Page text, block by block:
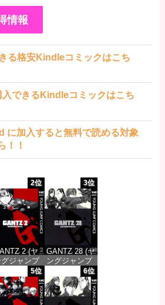
情報
る格安Kindleコミックはこち
できるKindleコミックはこち
に加入すると無料で読める対象
！！
2位
2 (ヤ
グジャンプ
ミックス
価格：¥617
3位
GANTZ 28 (ヤ
ングジャンプ
コミックス
DIGITAL)
価格：¥647
5位 6位